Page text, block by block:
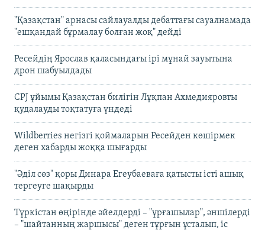
"Қазақстан" арнасы сайлауалды дебаттағы сауалнамада
"ешқандай бұрмалау болған жоқ" дейді
Ресейдің Ярослав қаласындағы ірі мұнай зауытына
дрон шабуылдады
CPJ ұйымы Қазақстан билігін Лұқпан Ахмедияровты
қудалауды тоқтатуға үндеді
Wildberries негізгі қоймаларын Ресейден көшірмек
деген хабарды жоққа шығарды
"Әділ сөз" қоры Динара Егеубаеваға қатысты істі ашық
тергеуге шақырды
Түркістан өңірінде әйелдерді – "ұрғашылар", әншілерді
– "шайтанның жаршысы" деген тұрғын ұсталып, іс